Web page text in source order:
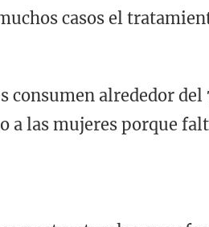
casos el
consumen alrededor
a las mujeres porque